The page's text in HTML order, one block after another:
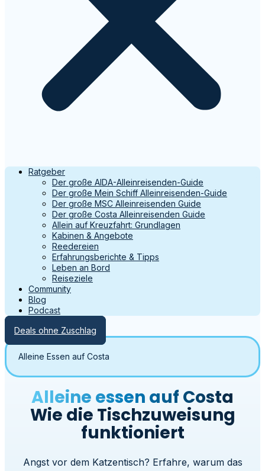
Ratgeber
Der große AIDA-Alleinreisenden-Guide
Der große Mein Schiff Alleinreisenden-Guide
Der große MSC Alleinreisenden Guide
Der große Costa Alleinreisenden Guide
Allein auf Kreuzfahrt: Grundlagen
Kabinen & Angebote
Reedereien
Erfahrungsberichte & Tipps
Leben an Bord
Reiseziele
Community
Blog
Podcast
Deals ohne Zuschlag
Alleine Essen auf Costa
Alleine essen auf Costa
Wie die Tischzuweisung
funktioniert
Angst vor dem Katzentisch? Erfahre, warum das